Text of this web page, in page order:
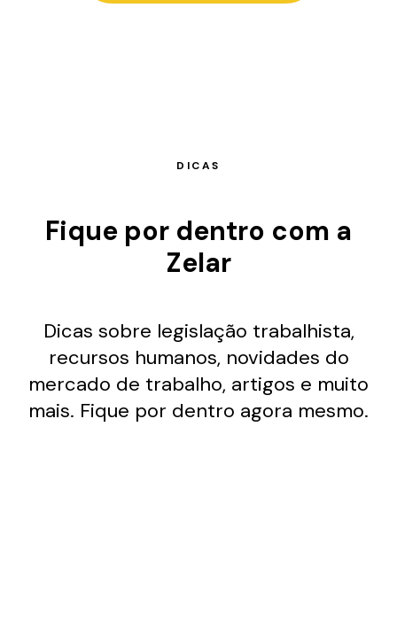
DICAS
Fique por dentro com a
Zelar
Dicas sobre legislação trabalhista,
recursos humanos, novidades do
mercado de trabalho, artigos e muito
mais. Fique por dentro agora mesmo.